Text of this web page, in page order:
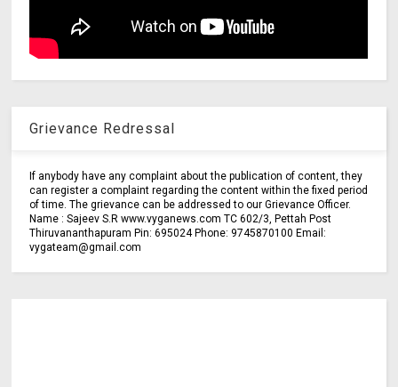
Grievance Redressal
If anybody have any complaint about the publication of content, they
can register a complaint regarding the content within the fixed period
of time. The grievance can be addressed to our Grievance Officer.
Name : Sajeev S.R www.vyganews.com TC 602/3, Pettah Post
Thiruvananthapuram Pin: 695024 Phone: 9745870100 Email:
vygateam@gmail.com